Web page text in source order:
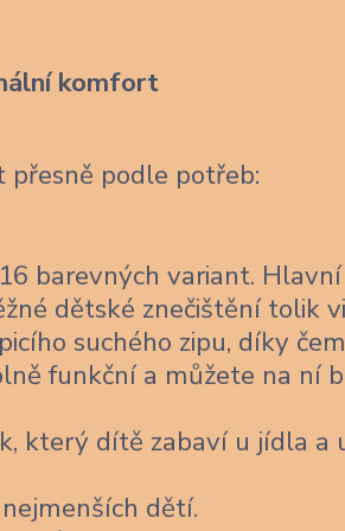
komfort
přesně podle potřeb:
barevných variant.
dětské znečištění tolik
suchého zipu, díky
funkční a můžete na ní
který dítě zabaví u jídla a
dětí.